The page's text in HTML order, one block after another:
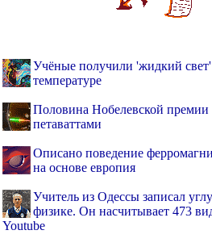
Учёные получили 'жидкий
температуре
Половина Нобелевской премии
петаваттами
Описано поведение
на основе европия
Учитель из Одессы записал
физике. Он насчитывает 473
Youtube